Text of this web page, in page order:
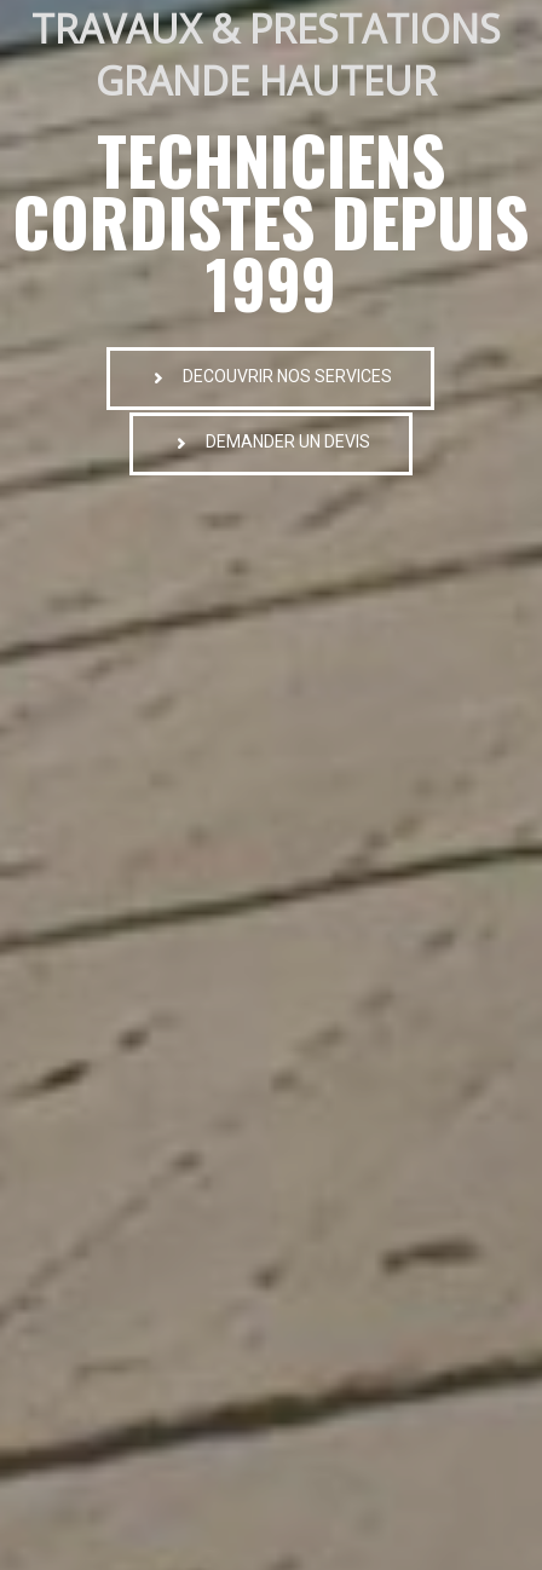
TRAVAUX & PRESTATIONS
GRANDE HAUTEUR
TECHNICIENS
CORDISTES DEPUIS
1999
DECOUVRIR NOS SERVICES
DEMANDER UN DEVIS